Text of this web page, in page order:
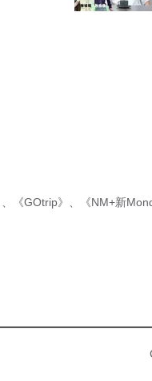
《GOtrip》 《NM+新